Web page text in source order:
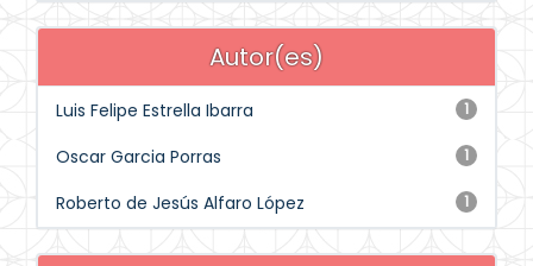
Autor(es)
1
Luis Felipe Estrella Ibarra
1
Oscar Garcia Porras
1
Roberto de Jesús Alfaro López